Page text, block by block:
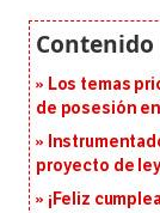
Los temas
de posesión
proyecto de
¡Feliz